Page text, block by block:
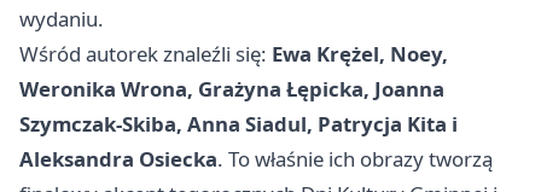
wydaniu.
Wśród autorek znaleźli się: Ewa Krężel, Noey,
Weronika Wrona, Grażyna Łępicka, Joanna
Szymczak-Skiba, Anna Siadul, Patrycja Kita i
Aleksandra Osiecka. To właśnie ich obrazy tworzą